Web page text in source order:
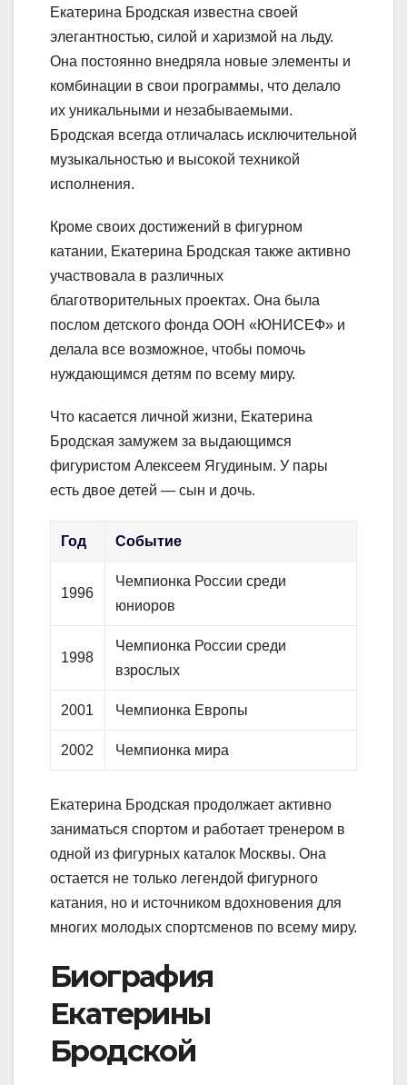
Екатерина Бродская известна своей
элегантностью, силой и харизмой на льду.
Она постоянно внедряла новые элементы и
комбинации в свои программы, что делало
их уникальными и незабываемыми.
Бродская всегда отличалась исключительной
музыкальностью и высокой техникой
исполнения.
Кроме своих достижений в фигурном
катании, Екатерина Бродская также активно
участвовала в различных
благотворительных проектах. Она была
послом детского фонда ООН «ЮНИСЕФ» и
делала все возможное, чтобы помочь
нуждающимся детям по всему миру.
Что касается личной жизни, Екатерина
Бродская замужем за выдающимся
фигуристом Алексеем Ягудиным. У пары
есть двое детей — сын и дочь.
Год Событие
1996
Чемпионка России среди
юниоров
1998
Чемпионка России среди
взрослых
2001 Чемпионка Европы
2002 Чемпионка мира
Екатерина Бродская продолжает активно
заниматься спортом и работает тренером в
одной из фигурных каталок Москвы. Она
остается не только легендой фигурного
катания, но и источником вдохновения для
многих молодых спортсменов по всему миру.
Биография
Екатерины
Бродской